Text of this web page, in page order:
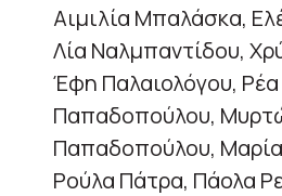
Αιμιλία Μπαλάσκα,
Λία Ναλμπαντίδου,
Έφη Παλαιολόγου, Ρέα
Παπαδοπούλου,
Παπαδοπούλου,
Ρούλα Πάτρα, Πάολα